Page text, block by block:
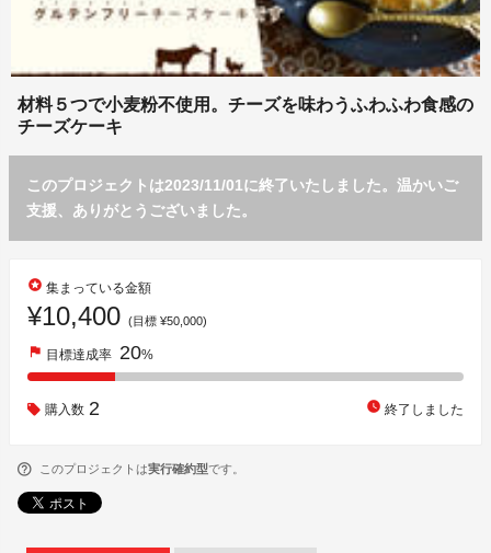
材料５つで小麦粉不使用。チーズを味わうふわふわ食感の
チーズケーキ
このプロジェクトは2023/11/01に終了いたしました。温かいご
支援、ありがとうございました。
stars 集まっている金額
¥10,400 (目標 ¥50,000)
flag 目標達成率 20%
購入数 2 watch_later 終了しました
このプロジェクトは実行確約型です。